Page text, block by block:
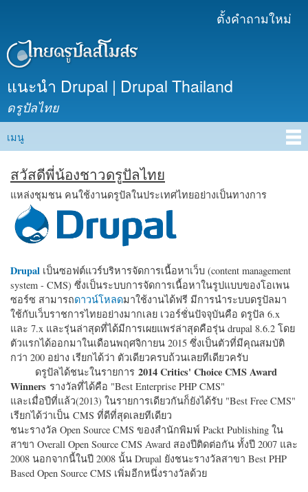
เนื้อหา
ตั้งคำถามใหม่
แนะนำ Drupal | Drupal Thailand
ดรูปัลไทย
Main menu
เมนู
สวัสดีพี่น้องชาวดรูปัลไทย
แหล่งชุมชน คนใช้งานดรูปัลในประเทศไทยอย่างเป็นทางการ
Drupal เป็นซอฟต์แวร์บริหารจัดการเนื้อหาเว็บ (content management
system - CMS) ซึ่งเป็นระบบการจัดการเนื้อหาในรูปแบบของโอเพน
ซอร์ซ สามารถดาวน์โหลดมาใช้งานได้ฟรี มีการนำระบบดรูปัลมา
ใช้กับเว็บราชการไทยอย่างมากเลย เวอร์ชั่นปัจจุบันคือ ดรูปัล 6.x
และ 7.x และรุ่นล่าสุดที่ได้มีการเผยแพร่ล่าสุดคือรุ่น drupal 8.6.2 โดย
ตัวแรกได้ออกมาในเดือนพฤศจิกายน 2015 ซึ่งเป็นตัวที่มีคุณสมบัติ
กว่า 200 อย่าง เรียกได้ว่า ตัวเดียวครบถ้วนเลยทีเดียวครับ
ดรูปัลได้ชนะในรายการ 2014 Critics' Choice CMS Award
Winners รางวัลที่ได้คือ "Best Enterprise PHP CMS"
และเมื่อปีที่แล้ว(2013) ในรายการเดียวกันก็ยังได้รับ "Best Free CMS"
เรียกได้ว่าเป็น CMS ที่ดีที่สุดเลยทีเดียว
ชนะรางวัล Open Source CMS ของสำนักพิมพ์ Packt Publishing ใน
สาขา Overall Open Source CMS Award สองปีติดต่อกัน ทั้งปี 2007 และ
2008 นอกจากนี้ในปี 2008 นั้น Drupal ยังชนะรางวัลสาขา Best PHP
Based Open Source CMS เพิ่มอีกหนึ่งรางวัลด้วย